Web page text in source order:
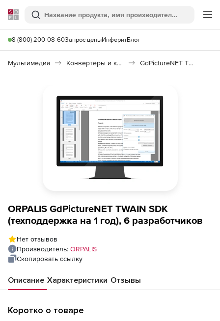
Softline
Поиск
8 (800) 200-08-60Запрос ценыИнферитБлог
Мультимедиа Конвертеры и кодировщики GdPictureNET TWAIN SDK
ORPALIS GdPictureNET TWAIN SDK
(техподдержка на 1 год), 6 разработчиков
Нет отзывов
Производитель: ORPALIS
Скопировать ссылку
Описание Характеристики Отзывы
Коротко о товаре